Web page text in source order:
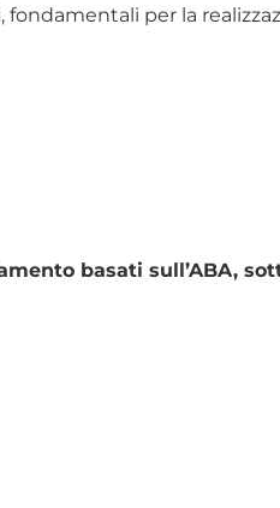
per la
basati sull’ABA,